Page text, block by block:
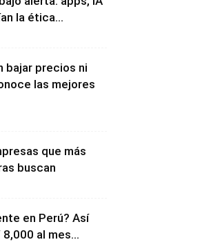
la ética...
bajar precios ni
las mejores
que más
buscan
en Perú? Así
al mes...